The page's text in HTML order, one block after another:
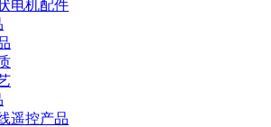
电机配件
遥控产品